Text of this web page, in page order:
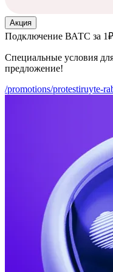
Акция
Подключение ВАТС за 1₽
Специальные условия
предложение!
/promotions/protestiruyte-